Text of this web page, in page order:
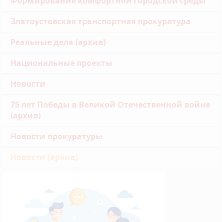
Златоустовская транспортная прокуратура
Реальные дела (архив)
Национальные проекты
Новости
75 лет Победы в Великой Отечественной войне
(архив)
Новости прокуратуры
Новости (архив)